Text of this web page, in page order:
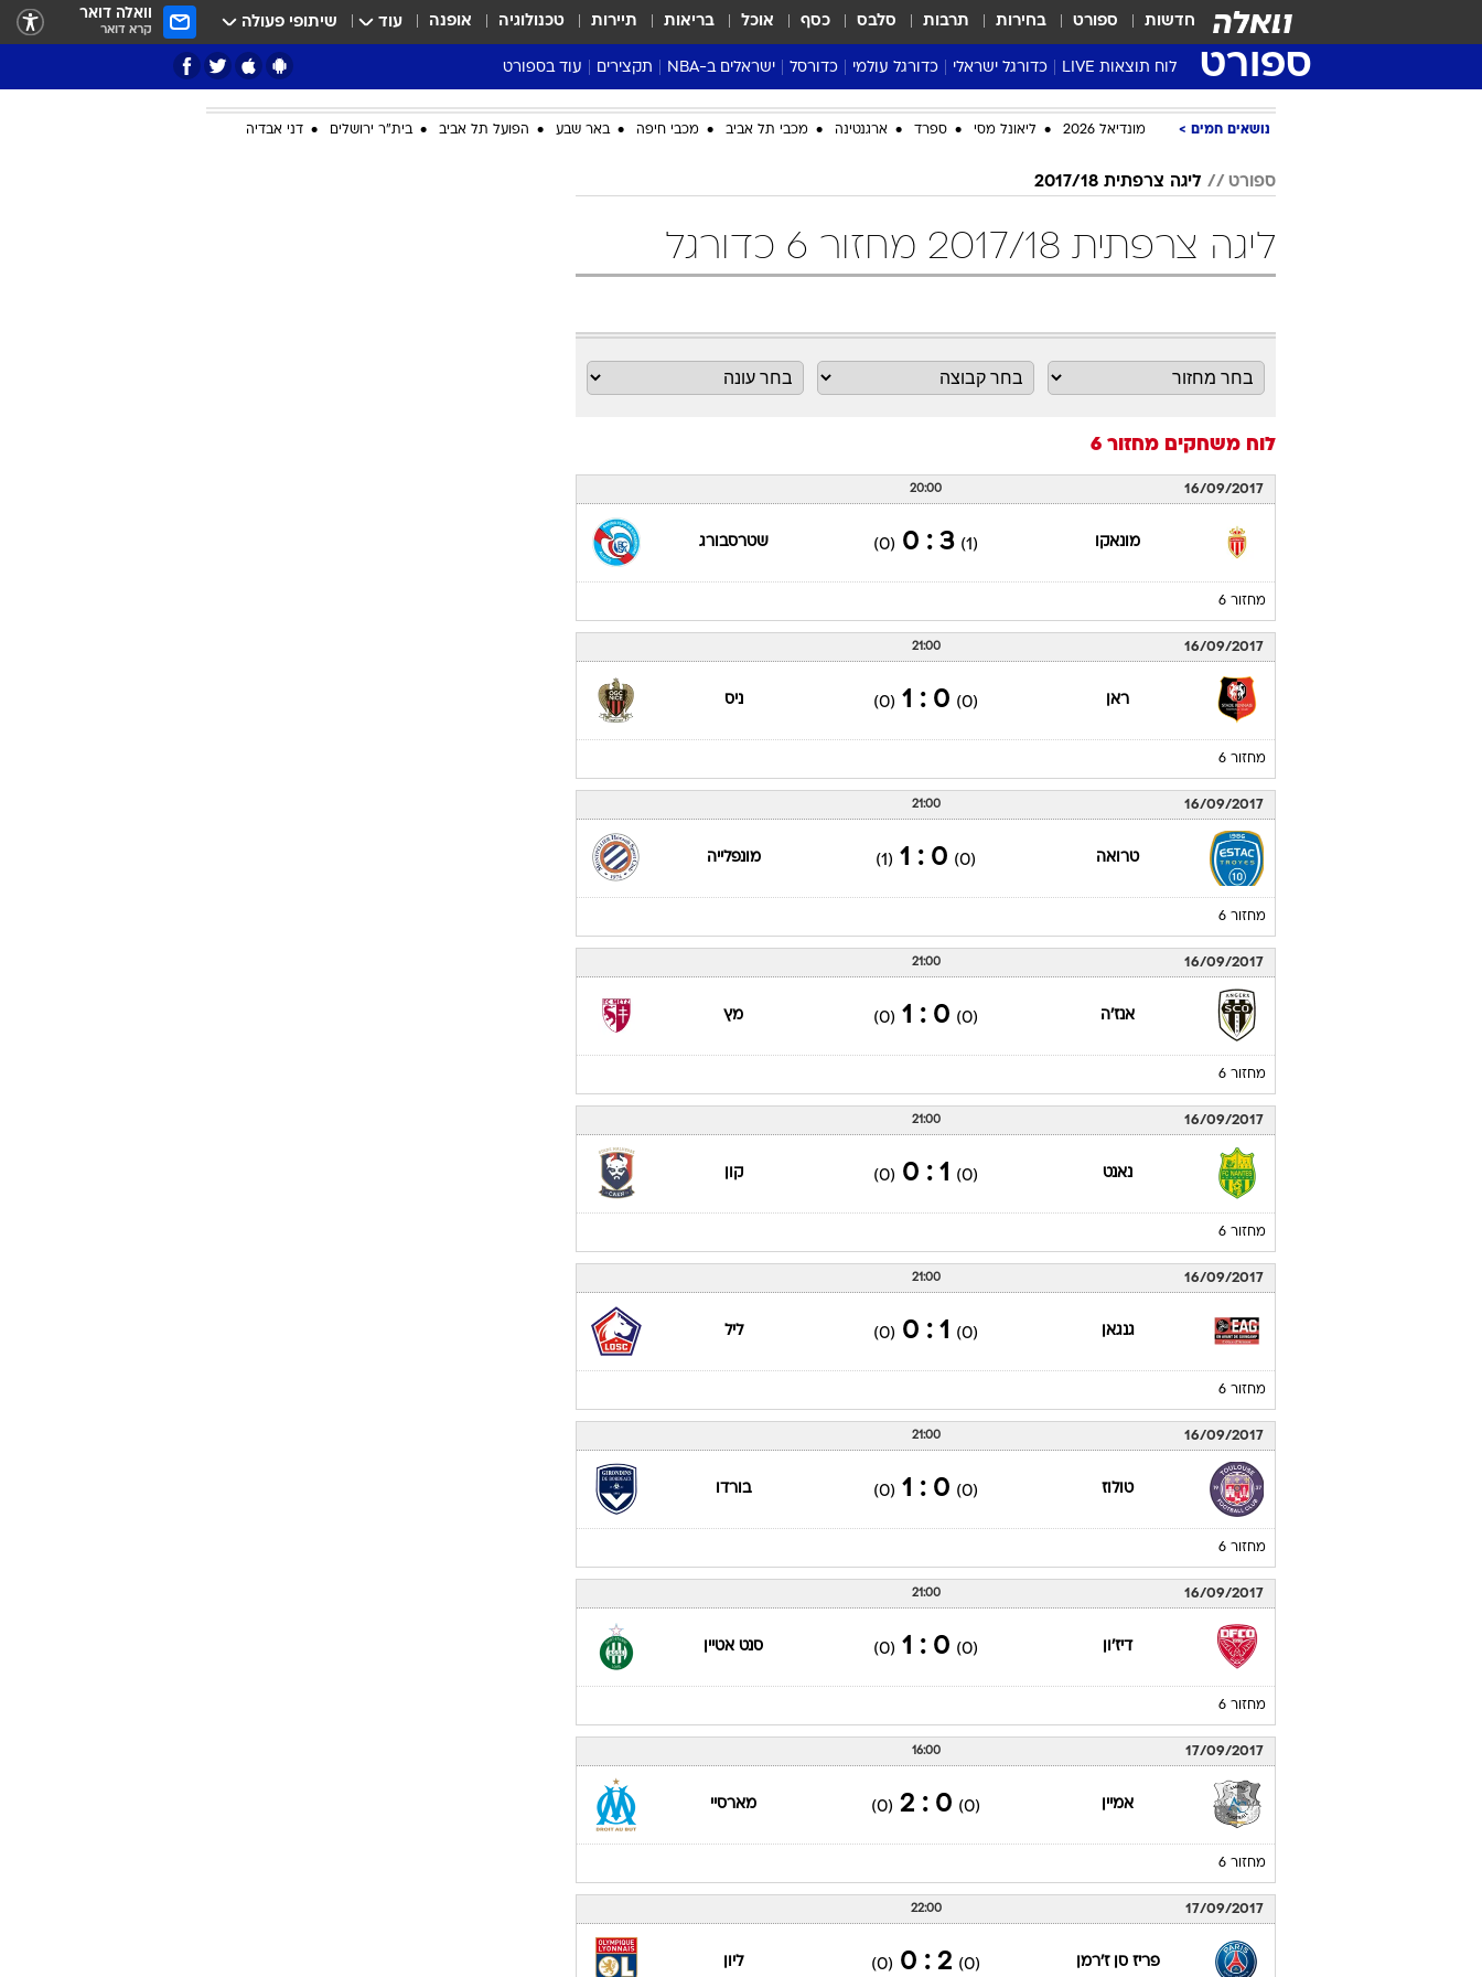
חדשות ספורט בחירות תרבות סלבס כסף אוכל בריאות תיירות טכנולוגיה אופנה עוד שיתופי פעולה וואלה דואר
קרא דואר
ספורט לוח תוצאות LIVE כדורגל ישראלי
ליגת העל Winner
גביע המדינה
שגרירים
נבחרות ישראל
ליגה א'
כדורגל עולמי
ליגה אנגלית
ליגה צרפתית
ליגת האלופות
דרום אמריקה
כדורסל
ליגת העל
נבחרות ישראל בכדורסל
כדורסל נשים
ישראלים ב-NBA
דני אבדיה
תקצירים עוד בספורט
מונדיאל 2026
NBA
אבא של שבת
סערה בממלכה
ענפים נוספים
כתבו לנו
נושאים חמים מונדיאל 2026 ליאונל מסי ספרד ארגנטינה מכבי תל אביב מכבי חיפה באר שבע הפועל תל אביב בית"ר ירושלים דני אבדיה
ספורט ליגה צרפתית 2017/18
ליגה צרפתית 2017/18 מחזור 6 כדורגל
לוח משחקים מחזור 6
16/09/2017
20:00
מונאקו (1)
3 : 0
(0) שטרסבורג
מחזור 6
16/09/2017
21:00
ראן (0)
0 : 1
(0) ניס
מחזור 6
16/09/2017
21:00
טרואה (0)
0 : 1
(1) מונפלייה
מחזור 6
16/09/2017
21:00
אנז'ה (0)
0 : 1
(0) מץ
מחזור 6
16/09/2017
21:00
נאנט (0)
1 : 0
(0) קון
מחזור 6
16/09/2017
21:00
גנגאן (0)
1 : 0
(0) ליל
מחזור 6
16/09/2017
21:00
טולוז (0)
0 : 1
(0) בורדו
מחזור 6
16/09/2017
21:00
דיז'ון (0)
0 : 1
(0) סנט אטיין
מחזור 6
17/09/2017
16:00
אמיין (0)
0 : 2
(0) מארסיי
מחזור 6
17/09/2017
22:00
פריז סן ז'רמן (0)
2 : 0
(0) ליון